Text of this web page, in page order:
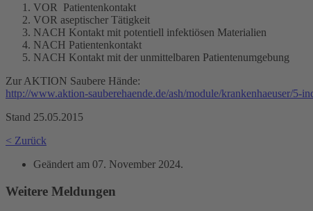
VOR Patientenkontakt
VOR aseptischer Tätigkeit
NACH Kontakt mit potentiell infektiösen Materialien
NACH Patientenkontakt
NACH Kontakt mit der unmittelbaren Patientenumgebung
Zur AKTION Saubere Hände:
http://www.aktion-sauberehaende.de/ash/module/krankenhaeuser/5-
Stand 25.05.2015
< Zurück
Geändert am 07. November 2024.
Weitere Meldungen